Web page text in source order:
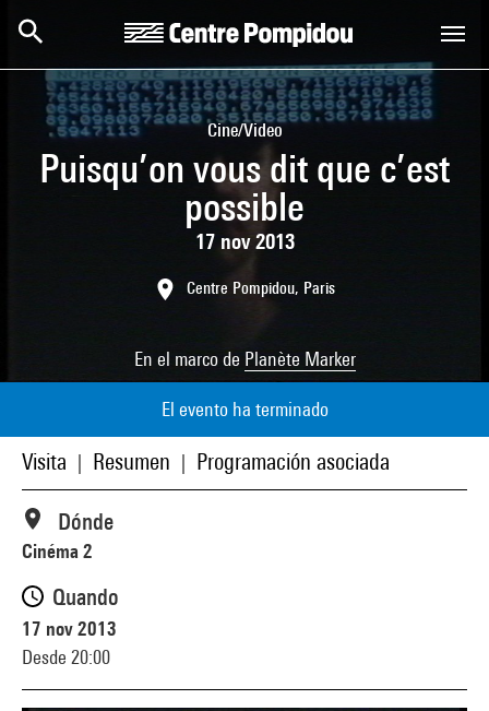
Cine/Video
Puisqu’on vous dit que c’est
possible
17 nov 2013
Centre Pompidou, Paris
En el marco de Planète Marker
El evento ha terminado
Visita Resumen Programación asociada
Dónde
Cinéma 2
Quando
17 nov 2013
Desde 20:00